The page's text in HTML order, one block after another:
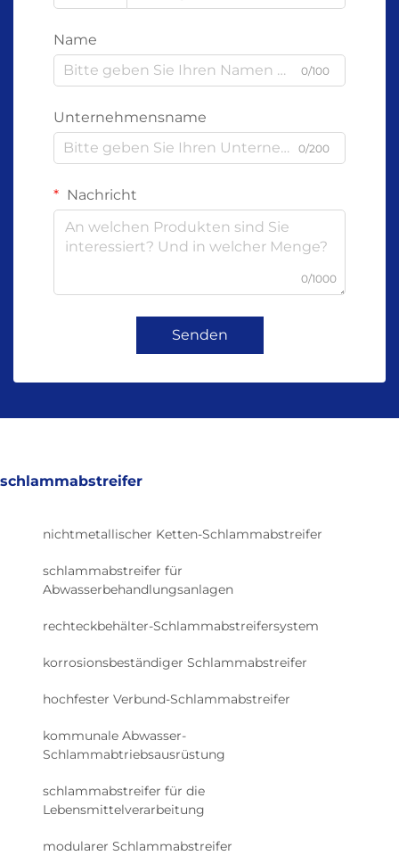
Name
0/100
Unternehmensname
0/200
Nachricht
0/1000
Senden
schlammabstreifer
nichtmetallischer Ketten-Schlammabstreifer
schlammabstreifer für
Abwasserbehandlungsanlagen
rechteckbehälter-Schlammabstreifersystem
korrosionsbeständiger Schlammabstreifer
hochfester Verbund-Schlammabstreifer
kommunale Abwasser-
Schlammabtriebsausrüstung
schlammabstreifer für die
Lebensmittelverarbeitung
modularer Schlammabstreifer